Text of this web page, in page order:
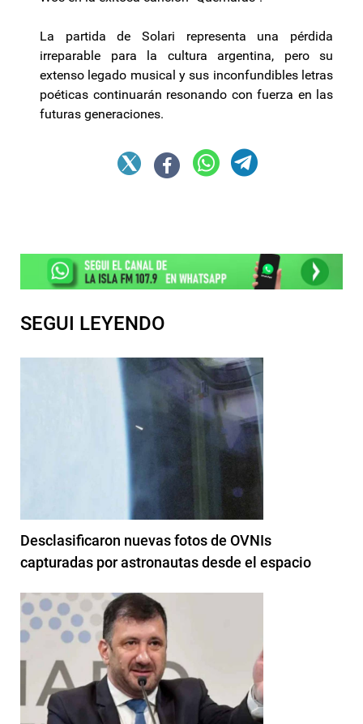
La partida de Solari representa una pérdida
irreparable para la cultura argentina, pero su
extenso legado musical y sus inconfundibles letras
poéticas continuarán resonando con fuerza en las
futuras generaciones.
SEGUI LEYENDO
Desclasificaron nuevas fotos de OVNIs
capturadas por astronautas desde el espacio